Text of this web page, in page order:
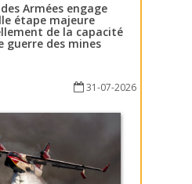
Armées engage
étape majeure
de la capacité
guerre des mines
31-07-2026